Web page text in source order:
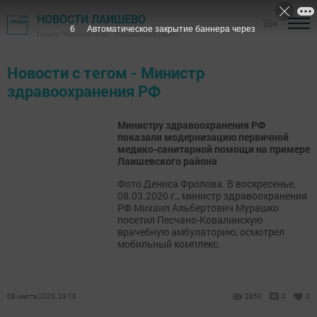
НОВОСТИ ЛАИШЕВО
Газета "Камская новь"- Лаишевский район
Новости с тегом - Министр
здравоохранения РФ
Министру здравоохранения РФ
показали модернизацию первичной
медико-санитарной помощи на примере
Лаишевского района
Фото Дениса Фролова. В воскресенье,
08.03.2020 г., министр здравоохранения
РФ Михаил Альбертович Мурашко
посетил Песчано-Ковалинскую
врачебную амбулаторию, осмотрел
мобильный комплекс.
08 марта 2020, 23:13 2850 0 0
6 Автоматическое закрытие баннера через